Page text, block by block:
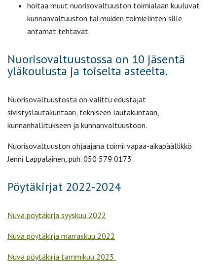
hoitaa muut nuorisovaltuuston toimialaan kuuluvat
kunnanvaltuuston tai muiden toimielinten sille
antamat tehtävät.
Nuorisovaltuustossa on 10 jäsentä
yläkoulusta ja toiselta asteelta.
Nuorisovaltuustosta on valittu edustajat
sivistyslautakuntaan, tekniseen lautakuntaan,
kunnanhallitukseen ja kunnanvaltuustoon.
Nuorisovaltuuston ohjaajana toimii vapaa-aikapäällikkö
Jenni Lappalainen, puh. 050 579 0173
Pöytäkirjat 2022-2024
Nuva pöytäkirja syyskuu 2022
Nuva pöytäkirja marraskuu 2022
Nuva pöytäkirja tammikuu 2023